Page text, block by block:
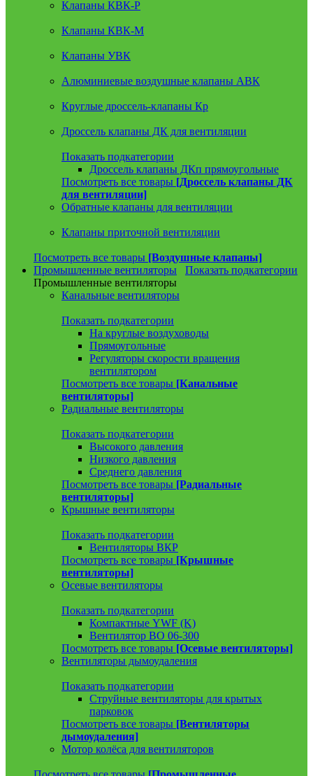
Клапаны КВК-Р
Клапаны КВК-М
Клапаны УВК
Алюминиевые воздушные клапаны АВК
Круглые дроссель-клапаны Кр
Дроссель клапаны ДК для вентиляции
Показать подкатегории
Дроссель клапаны ДКп прямоугольные
Посмотреть все товары [Дроссель клапаны ДК
для вентиляции]
Обратные клапаны для вентиляции
Клапаны приточной вентиляции
Посмотреть все товары [Воздушные клапаны]
Промышленные вентиляторы
Показать подкатегории
Промышленные вентиляторы
Канальные вентиляторы
Показать подкатегории
На круглые воздуховоды
Прямоугольные
Регуляторы скорости вращения
вентилятором
Посмотреть все товары [Канальные
вентиляторы]
Радиальные вентиляторы
Показать подкатегории
Высокого давления
Низкого давления
Среднего давления
Посмотреть все товары [Радиальные
вентиляторы]
Крышные вентиляторы
Показать подкатегории
Вентиляторы ВКР
Посмотреть все товары [Крышные
вентиляторы]
Осевые вентиляторы
Показать подкатегории
Компактные YWF (K)
Вентилятор ВО 06-300
Посмотреть все товары [Осевые вентиляторы]
Вентиляторы дымоудаления
Показать подкатегории
Струйные вентиляторы для крытых
парковок
Посмотреть все товары [Вентиляторы
дымоудаления]
Мотор колёса для вентиляторов